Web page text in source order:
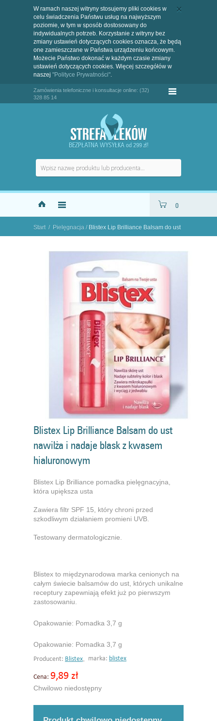
W ramach naszej witryny stosujemy pliki cookies w
celu świadczenia Państwu usług na najwyższym
poziomie, w tym w sposób dostosowany do
indywidualnych potrzeb. Korzystanie z witryny bez
zmiany ustawień dotyczących cookies oznacza, że będą
one zamieszczane w Państwa urządzeniu końcowym.
Możecie Państwo dokonać w każdym czasie zmiany
ustawień dotyczących cookies. Więcej szczegółów w
naszej "Polityce Prywatności".
Zamówienia telefoniczne i konsultacje online: (32)
328 85 14
BEZPŁATNA WYSYŁKA od 299 zł!
0
Start / Pielęgnacja / Blistex Lip Brilliance Balsam do ust
Blistex Lip Brilliance Balsam do ust
nawilża i nadaje blask z kwasem
hialuronowym
Blistex Lip Brilliance pomadka pielęgnacyjna,
która upiększa usta
Zawiera filtr SPF 15, który chroni przed
szkodliwym działaniem promieni UVB.
Testowany dermatologicznie.
Blistex to międzynarodowa marka cenionych na
całym świecie balsamów do ust, których unikalne
receptury zapewniają efekt już po pierwszym
zastosowaniu.
Opakowanie: Pomadka 3,7 g
Opakowanie: Pomadka 3,7 g
Producent: Blistex marka: blistex
Cena: 9,89 zł
Chwilowo niedostępny